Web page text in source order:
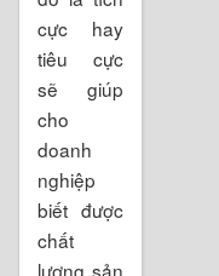
cực hay
tiêu cực
sẽ giúp
cho
doanh
nghiệp
biết được
chất
lượng sản